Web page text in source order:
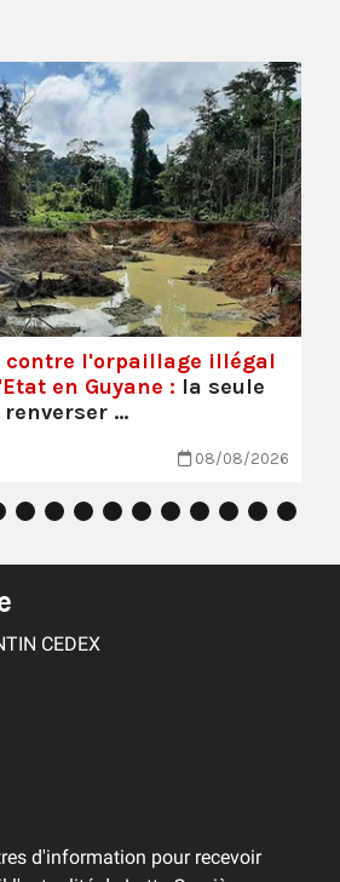
contre l'orpaillage illégal
en Guyane : la seule
…
08/08/2026
CEDEX
d'information pour recevoir